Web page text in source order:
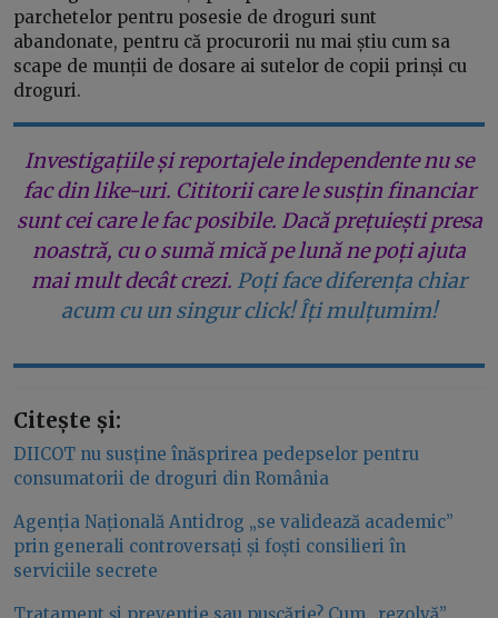
parchetelor pentru posesie de droguri sunt
abandonate, pentru că procurorii nu mai știu cum sa
scape de munții de dosare ai sutelor de copii prinși cu
droguri.
Investigațiile și reportajele independente nu se
fac din like-uri. Cititorii care le susțin financiar
sunt cei care le fac posibile. Dacă prețuiești presa
noastră, cu o sumă mică pe lună ne poți ajuta
mai mult decât crezi. Poți face diferența chiar
acum cu un singur click! Îți mulțumim!
Citește și:
DIICOT nu susține înăsprirea pedepselor pentru
consumatorii de droguri din România
Agenția Națională Antidrog „se validează academic”
prin generali controversați și foști consilieri în
serviciile secrete